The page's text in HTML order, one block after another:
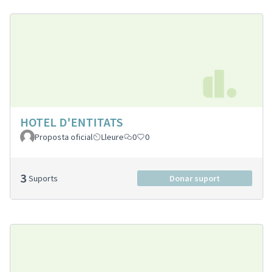
HOTEL D'ENTITATS
Proposta oficial Lleure 0 0
3 Suports Donar suport